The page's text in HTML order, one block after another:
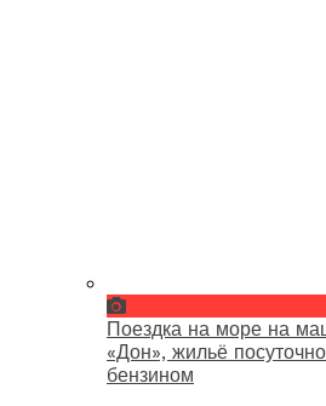
Поездка на море на
«Дон», жильё
бензином